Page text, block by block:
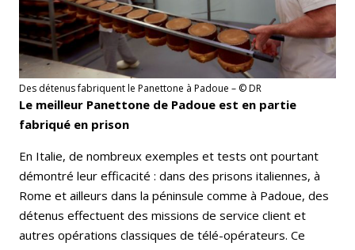
Des détenus fabriquent le Panettone à Padoue – © DR
Le meilleur Panettone de Padoue est en partie
fabriqué en prison
En Italie, de nombreux exemples et tests ont pourtant
démontré leur efficacité : dans des prisons italiennes, à
Rome et ailleurs dans la péninsule comme à Padoue, des
détenus effectuent des missions de service client et
autres opérations classiques de télé-opérateurs. Ce